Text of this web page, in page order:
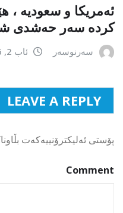
ئەمریکا و سعودیە ،
کردە سەر حەشدی
سەرنوسەر ئاب 2, 2026
LEAVE A REPLY
پۆستی ئەلیکترۆنییەکەت
Comment